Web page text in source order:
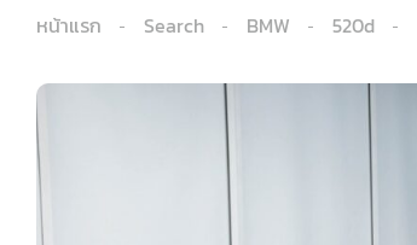
หน้าแรก Search BMW 520d